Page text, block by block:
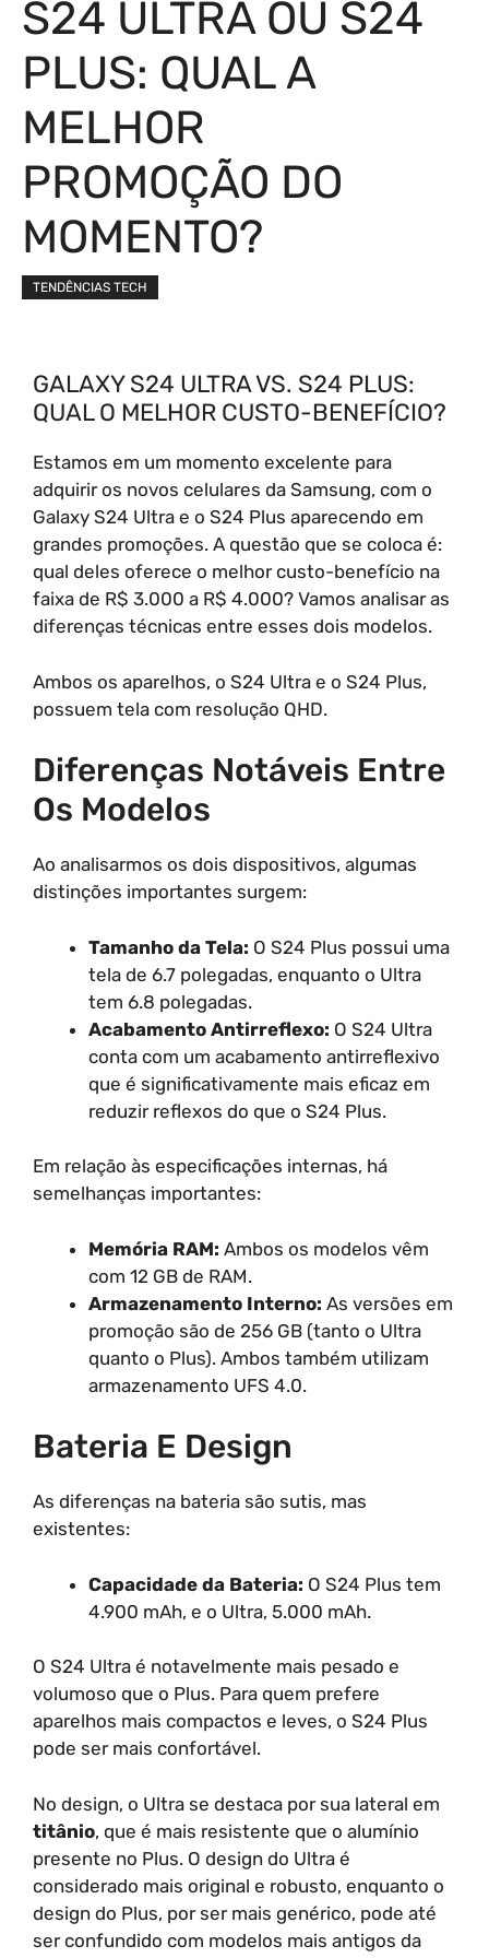
S24 ULTRA OU S24
PLUS: QUAL A
MELHOR
PROMOÇÃO DO
MOMENTO?
TENDÊNCIAS TECH
GALAXY S24 ULTRA VS. S24 PLUS:
QUAL O MELHOR CUSTO-BENEFÍCIO?
Estamos em um momento excelente para
adquirir os novos celulares da Samsung, com o
Galaxy S24 Ultra e o S24 Plus aparecendo em
grandes promoções. A questão que se coloca é:
qual deles oferece o melhor custo-benefício na
faixa de R$ 3.000 a R$ 4.000? Vamos analisar as
diferenças técnicas entre esses dois modelos.
Ambos os aparelhos, o S24 Ultra e o S24 Plus,
possuem tela com resolução QHD.
Diferenças Notáveis Entre
Os Modelos
Ao analisarmos os dois dispositivos, algumas
distinções importantes surgem:
Tamanho da Tela: O S24 Plus possui uma
tela de 6.7 polegadas, enquanto o Ultra
tem 6.8 polegadas.
Acabamento Antirreflexo: O S24 Ultra
conta com um acabamento antirreflexivo
que é significativamente mais eficaz em
reduzir reflexos do que o S24 Plus.
Em relação às especificações internas, há
semelhanças importantes:
Memória RAM: Ambos os modelos vêm
com 12 GB de RAM.
Armazenamento Interno: As versões em
promoção são de 256 GB (tanto o Ultra
quanto o Plus). Ambos também utilizam
armazenamento UFS 4.0.
Bateria E Design
As diferenças na bateria são sutis, mas
existentes:
Capacidade da Bateria: O S24 Plus tem
4.900 mAh, e o Ultra, 5.000 mAh.
O S24 Ultra é notavelmente mais pesado e
volumoso que o Plus. Para quem prefere
aparelhos mais compactos e leves, o S24 Plus
pode ser mais confortável.
No design, o Ultra se destaca por sua lateral em
titânio, que é mais resistente que o alumínio
presente no Plus. O design do Ultra é
considerado mais original e robusto, enquanto o
design do Plus, por ser mais genérico, pode até
ser confundido com modelos mais antigos da